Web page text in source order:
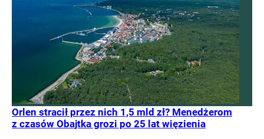
Orlen stracił przez nich 1,5 mld zł? Menedżerom
z czasów Obajtka grozi po 25 lat więzienia